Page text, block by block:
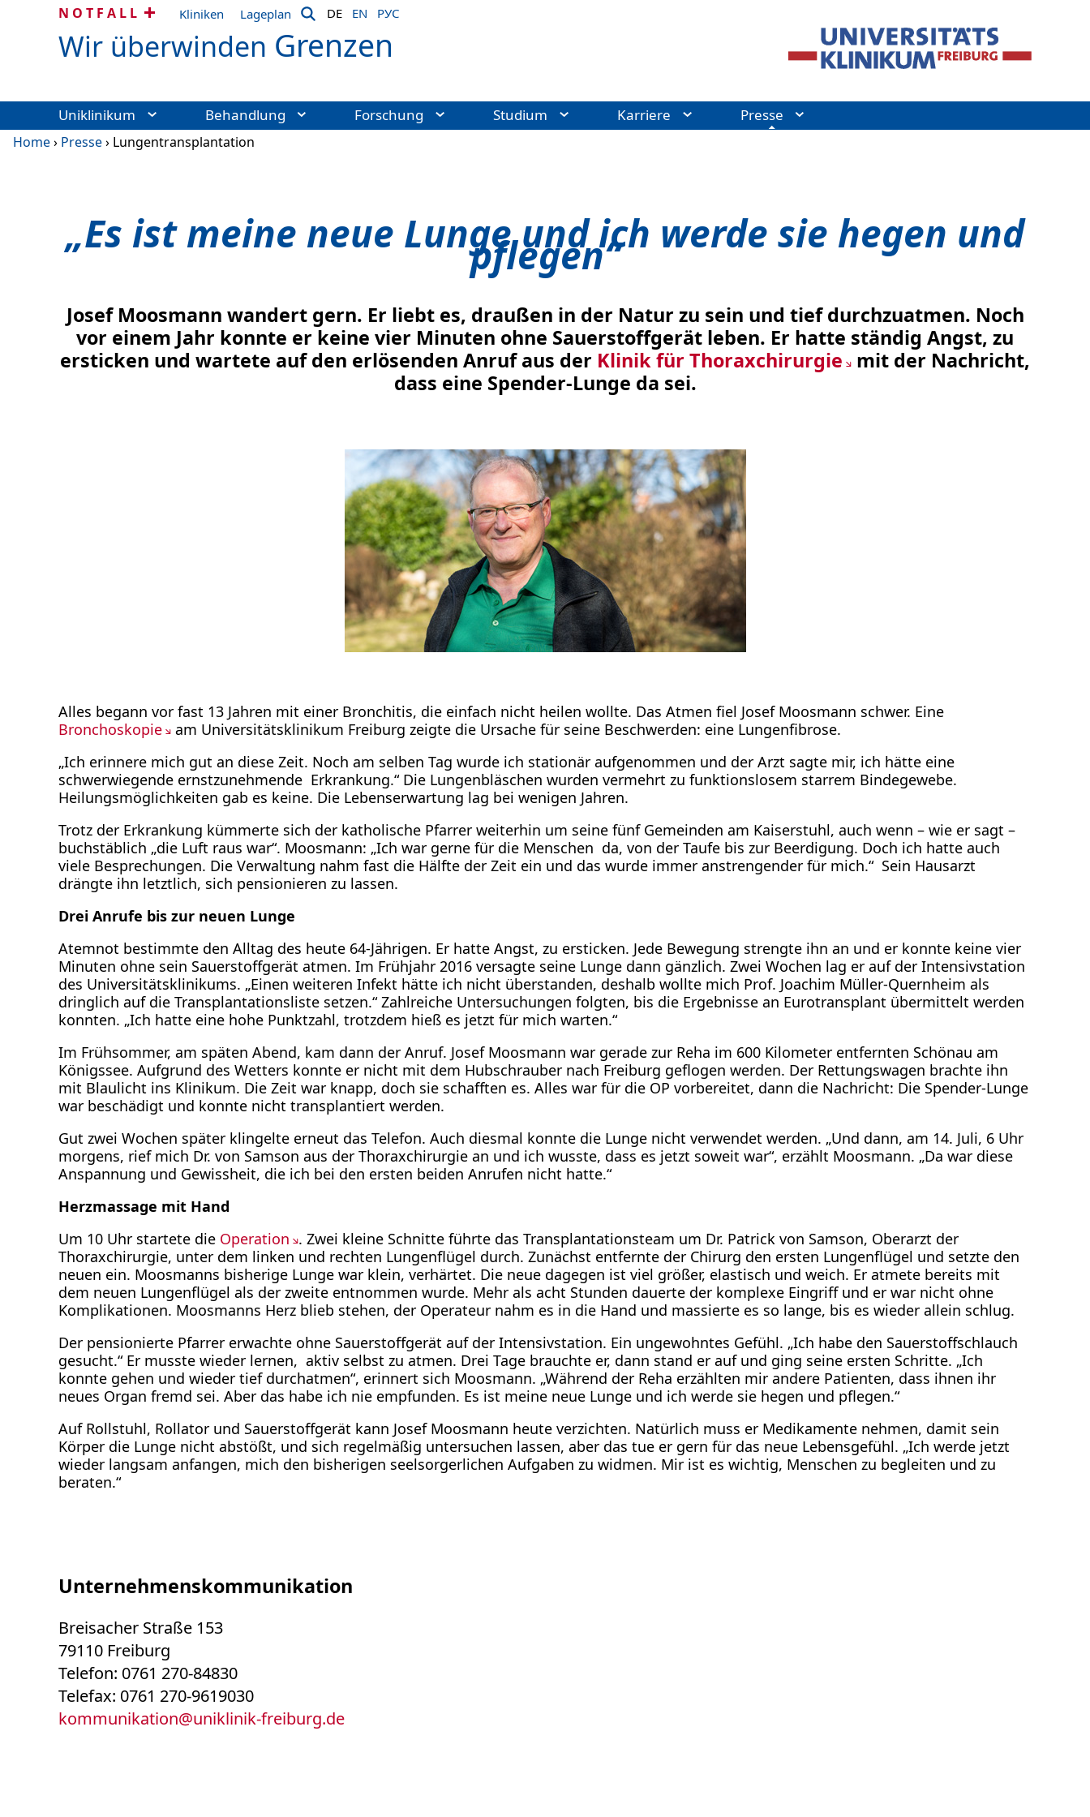
NOTFALL Kliniken Lageplan DE EN РУС
Wir überwinden Grenzen
Uniklinikum Behandlung Forschung Studium Karriere Presse
Home› Presse› Lungentransplantation
„Es ist meine neue Lunge und ich werde sie hegen und
pflegen“
Josef Moosmann wandert gern. Er liebt es, draußen in der Natur zu sein und tief durchzuatmen. Noch
vor einem Jahr konnte er keine vier Minuten ohne Sauerstoffgerät leben. Er hatte ständig Angst, zu
ersticken und wartete auf den erlösenden Anruf aus der Klinik für Thoraxchirurgie mit der Nachricht,
dass eine Spender-Lunge da sei.
Alles begann vor fast 13 Jahren mit einer Bronchitis, die einfach nicht heilen wollte. Das Atmen fiel Josef Moosmann schwer. Eine
Bronchoskopie
am Universitätsklinikum Freiburg zeigte die Ursache für seine Beschwerden: eine Lungenfibrose.
„Ich erinnere mich gut an diese Zeit. Noch am selben Tag wurde ich stationär aufgenommen und der Arzt sagte mir, ich hätte eine
schwerwiegende ernstzunehmende Erkrankung.“ Die Lungenbläschen wurden vermehrt zu funktionslosem starrem Bindegewebe.
Heilungsmöglichkeiten gab es keine. Die Lebenserwartung lag bei wenigen Jahren.
Trotz der Erkrankung kümmerte sich der katholische Pfarrer weiterhin um seine fünf Gemeinden am Kaiserstuhl, auch wenn – wie er sagt –
buchstäblich „die Luft raus war“. Moosmann: „Ich war gerne für die Menschen da, von der Taufe bis zur Beerdigung. Doch ich hatte auch
viele Besprechungen. Die Verwaltung nahm fast die Hälfte der Zeit ein und das wurde immer anstrengender für mich.“ Sein Hausarzt
drängte ihn letztlich, sich pensionieren zu lassen.
Drei Anrufe bis zur neuen Lunge
Atemnot bestimmte den Alltag des heute 64-Jährigen. Er hatte Angst, zu ersticken. Jede Bewegung strengte ihn an und er konnte keine vier
Minuten ohne sein Sauerstoffgerät atmen. Im Frühjahr 2016 versagte seine Lunge dann gänzlich. Zwei Wochen lag er auf der Intensivstation
des Universitätsklinikums. „Einen weiteren Infekt hätte ich nicht überstanden, deshalb wollte mich Prof. Joachim Müller-Quernheim als
dringlich auf die Transplantationsliste setzen.“ Zahlreiche Untersuchungen folgten, bis die Ergebnisse an Eurotransplant übermittelt werden
konnten. „Ich hatte eine hohe Punktzahl, trotzdem hieß es jetzt für mich warten.“
Im Frühsommer, am späten Abend, kam dann der Anruf. Josef Moosmann war gerade zur Reha im 600 Kilometer entfernten Schönau am
Königssee. Aufgrund des Wetters konnte er nicht mit dem Hubschrauber nach Freiburg geflogen werden. Der Rettungswagen brachte ihn
mit Blaulicht ins Klinikum. Die Zeit war knapp, doch sie schafften es. Alles war für die OP vorbereitet, dann die Nachricht: Die Spender-Lunge
war beschädigt und konnte nicht transplantiert werden.
Gut zwei Wochen später klingelte erneut das Telefon. Auch diesmal konnte die Lunge nicht verwendet werden. „Und dann, am 14. Juli, 6 Uhr
morgens, rief mich Dr. von Samson aus der Thoraxchirurgie an und ich wusste, dass es jetzt soweit war“, erzählt Moosmann. „Da war diese
Anspannung und Gewissheit, die ich bei den ersten beiden Anrufen nicht hatte.“
Herzmassage mit Hand
Um 10 Uhr startete die Operation . Zwei kleine Schnitte führte das Transplantationsteam um Dr. Patrick von Samson, Oberarzt der
Thoraxchirurgie, unter dem linken und rechten Lungenflügel durch. Zunächst entfernte der Chirurg den ersten Lungenflügel und setzte den
neuen ein. Moosmanns bisherige Lunge war klein, verhärtet. Die neue dagegen ist viel größer, elastisch und weich. Er atmete bereits mit
dem neuen Lungenflügel als der zweite entnommen wurde. Mehr als acht Stunden dauerte der komplexe Eingriff und er war nicht ohne
Komplikationen. Moosmanns Herz blieb stehen, der Operateur nahm es in die Hand und massierte es so lange, bis es wieder allein schlug.
Der pensionierte Pfarrer erwachte ohne Sauerstoffgerät auf der Intensivstation. Ein ungewohntes Gefühl. „Ich habe den Sauerstoffschlauch
gesucht.“ Er musste wieder lernen, aktiv selbst zu atmen. Drei Tage brauchte er, dann stand er auf und ging seine ersten Schritte. „Ich
konnte gehen und wieder tief durchatmen“, erinnert sich Moosmann. „Während der Reha erzählten mir andere Patienten, dass ihnen ihr
neues Organ fremd sei. Aber das habe ich nie empfunden. Es ist meine neue Lunge und ich werde sie hegen und pflegen.“
Auf Rollstuhl, Rollator und Sauerstoffgerät kann Josef Moosmann heute verzichten. Natürlich muss er Medikamente nehmen, damit sein
Körper die Lunge nicht abstößt, und sich regelmäßig untersuchen lassen, aber das tue er gern für das neue Lebensgefühl. „Ich werde jetzt
wieder langsam anfangen, mich den bisherigen seelsorgerlichen Aufgaben zu widmen. Mir ist es wichtig, Menschen zu begleiten und zu
beraten.“
Unternehmenskommunikation
Breisacher Straße 153
79110 Freiburg
Telefon: 0761 270-84830
Telefax: 0761 270-9619030
kommunikation@uniklinik-freiburg.de